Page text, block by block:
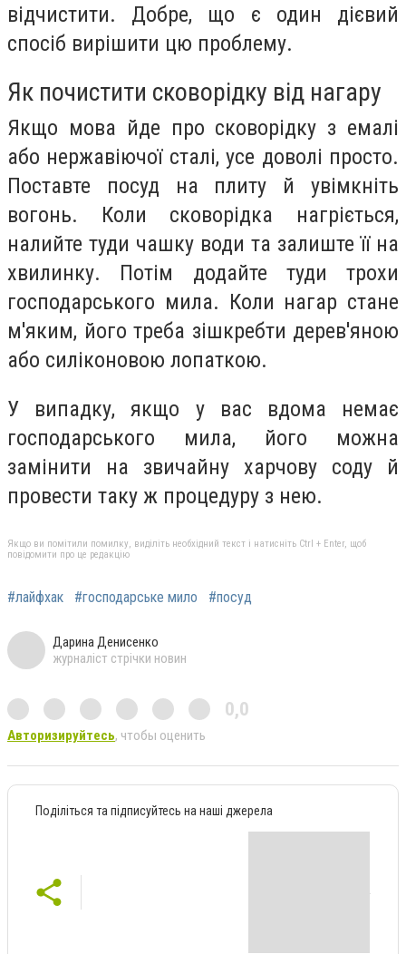
відчистити. Добре, що є один дієвий
спосіб вирішити цю проблему.
Як почистити сковорідку від нагару
Якщо мова йде про сковорідку з емалі
або нержавіючої сталі, усе доволі просто.
Поставте посуд на плиту й увімкніть
вогонь. Коли сковорідка нагріється,
налийте туди чашку води та залиште її на
хвилинку. Потім додайте туди трохи
господарського мила. Коли нагар стане
м'яким, його треба зішкребти дерев'яною
або силіконовою лопаткою.
У випадку, якщо у вас вдома немає
господарського мила, його можна
замінити на звичайну харчову соду й
провести таку ж процедуру з нею.
Якщо ви помітили помилку, виділіть необхідний текст і натисніть Ctrl + Enter, щоб
повідомити про це редакцію
#лайфхак #господарське мило #посуд
Дарина Денисенко
журналіст стрічки новин
0,0
Авторизируйтесь, чтобы оценить
Поділіться та підписуйтесь на наші джерела